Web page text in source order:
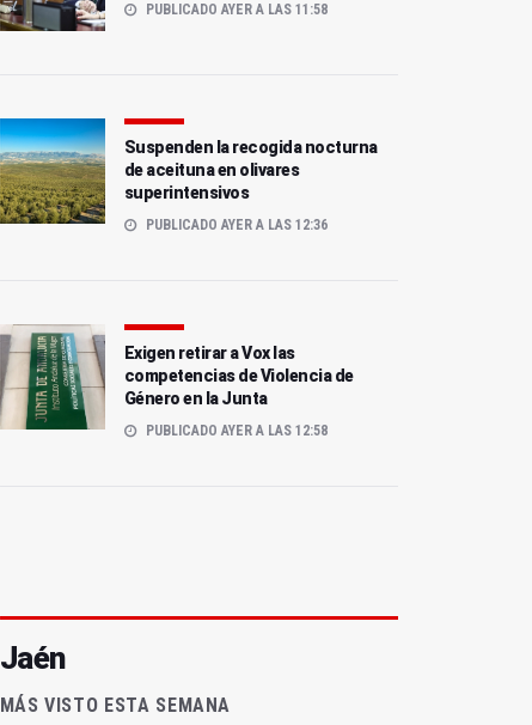
PUBLICADO AYER A LAS 11:58
Suspenden la recogida nocturna
de aceituna en olivares
superintensivos
PUBLICADO AYER A LAS 12:36
Exigen retirar a Vox las
competencias de Violencia de
Género en la Junta
PUBLICADO AYER A LAS 12:58
Jaén
MÁS VISTO ESTA SEMANA